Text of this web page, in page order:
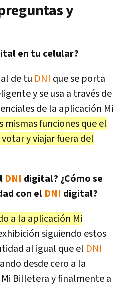
y
en tu celular?
de tu DNI que se porta
y se usa a través de
de la aplicación Mi
mismas funciones que el
y viajar fuera del
DNI digital? ¿Cómo se
con el DNI digital?
a la aplicación Mi
siguiendo estos
al igual que el DNI
desde cero a la
Billetera y finalmente a